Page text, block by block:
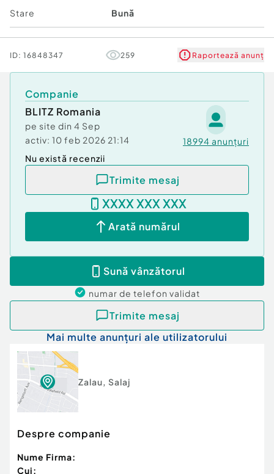
Id intern: P172537
Apă
Canalizare
Gaz
Climă
Stare Bună
ID: 16848347 259 Raportează anunț
Companie
BLITZ Romania
pe site din 4 Sep
activ: 10 feb 2026 21:14 18994 anunțuri
Nu există recenzii
Trimite mesaj
XXXX XXX XXX
Arată numărul
Sună vânzătorul
numar de telefon validat
Trimite mesaj
Mai multe anunțuri ale utilizatorului
Zalau, Salaj
Despre companie
Nume Firma:
Cui: